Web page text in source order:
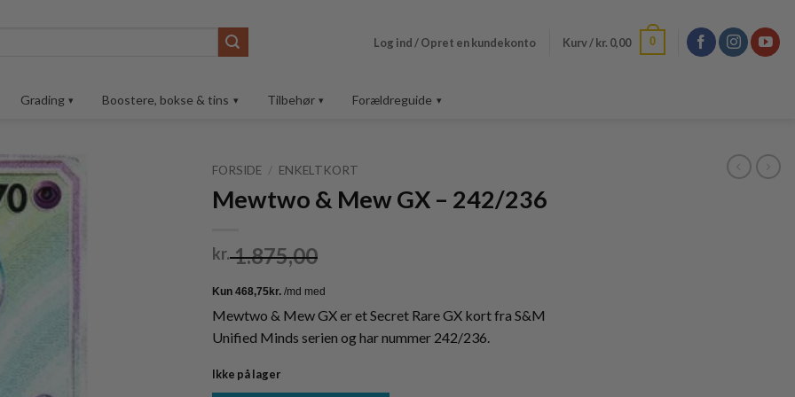
Log ind / Opret en kundekonto Kurv /kr. 0,00 0
Grading Boostere, bokse & tins Tilbehør Forældreguide
Tilføj til
FORSIDE / ENKELTKORT
Mewtwo & Mew GX – 242/236
kr.1.875,00
Mewtwo & Mew GX er et Secret Rare GX kort fra S&M
Unified Minds serien og har nummer 242/236.
Ikke på lager